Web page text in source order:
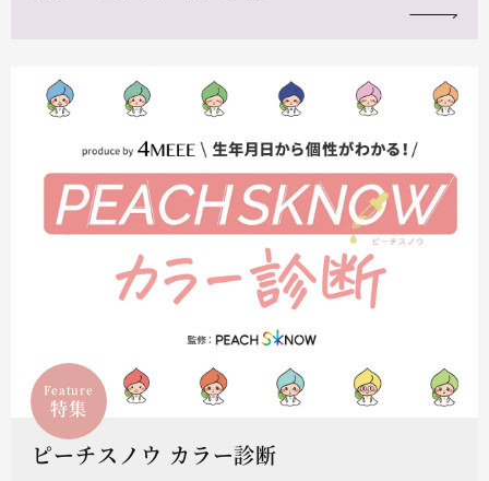
Feature
特集
ピーチスノウ カラー診断